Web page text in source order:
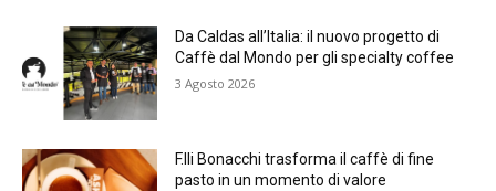
Da Caldas all’Italia: il nuovo progetto di
Caffè dal Mondo per gli specialty coffee
3 Agosto 2026
F.lli Bonacchi trasforma il caffè di fine
pasto in un momento di valore